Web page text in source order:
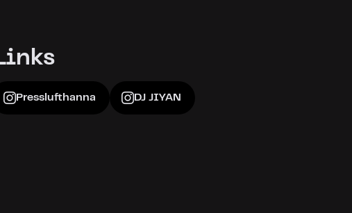
Presslufthanna DJ JIYAN